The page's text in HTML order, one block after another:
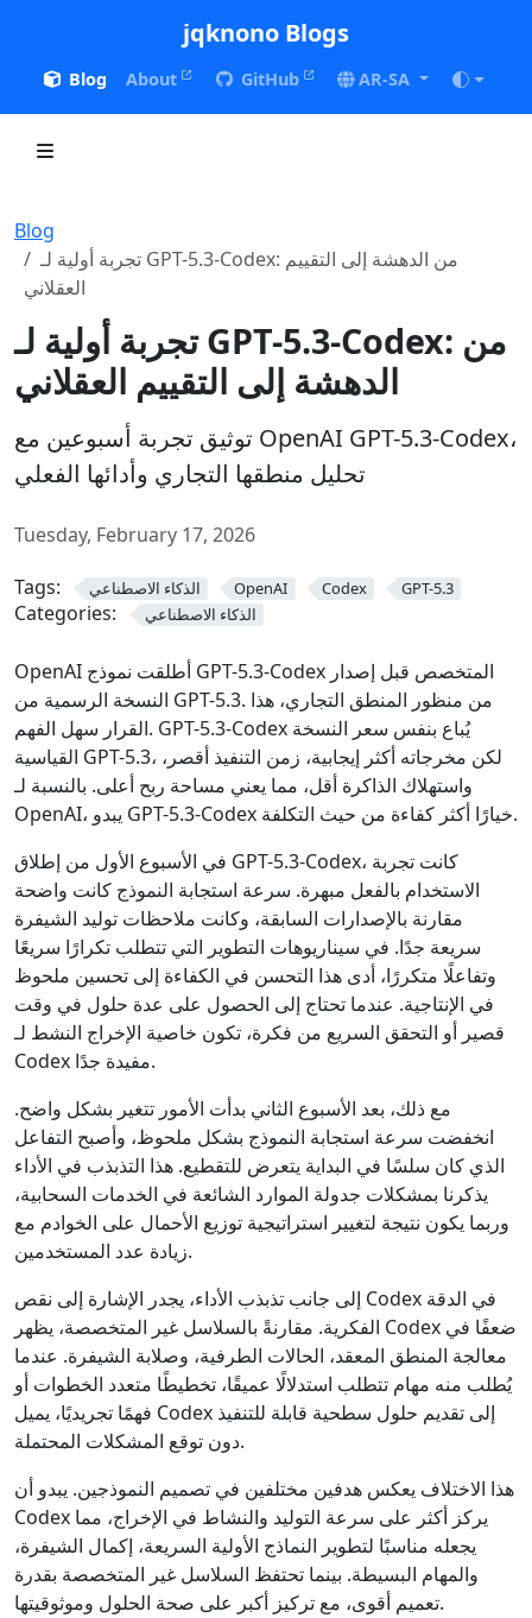
jqknono Blogs
Blog About GitHub AR-SA
Blog
تجربة أولية لـ GPT-5.3-Codex: من الدهشة إلى التقييم
العقلاني
تجربة أولية لـ GPT-5.3-Codex: من
الدهشة إلى التقييم العقلاني
توثيق تجربة أسبوعين مع OpenAI GPT-5.3-Codex،
تحليل منطقها التجاري وأدائها الفعلي
Tuesday, February 17, 2026
Tags:
الذكاء الاصطناعي OpenAI Codex GPT-5.3
Categories: الذكاء الاصطناعي
OpenAI أطلقت نموذج GPT-5.3-Codex المتخصص قبل إصدار
النسخة الرسمية من GPT-5.3. من منظور المنطق التجاري، هذا
القرار سهل الفهم. GPT-5.3-Codex يُباع بنفس سعر النسخة
القياسية GPT-5.3، لكن مخرجاته أكثر إيجابية، زمن التنفيذ أقصر،
واستهلاك الذاكرة أقل، مما يعني مساحة ربح أعلى. بالنسبة لـ
OpenAI، يبدو GPT-5.3-Codex خيارًا أكثر كفاءة من حيث التكلفة.
في الأسبوع الأول من إطلاق GPT-5.3-Codex، كانت تجربة
الاستخدام بالفعل مبهرة. سرعة استجابة النموذج كانت واضحة
مقارنة بالإصدارات السابقة، وكانت ملاحظات توليد الشيفرة
سريعة جدًا. في سيناريوهات التطوير التي تتطلب تكرارًا سريعًا
وتفاعلًا متكررًا، أدى هذا التحسن في الكفاءة إلى تحسين ملحوظ
في الإنتاجية. عندما تحتاج إلى الحصول على عدة حلول في وقت
قصير أو التحقق السريع من فكرة، تكون خاصية الإخراج النشط لـ
Codex مفيدة جدًا.
مع ذلك، بعد الأسبوع الثاني بدأت الأمور تتغير بشكل واضح.
انخفضت سرعة استجابة النموذج بشكل ملحوظ، وأصبح التفاعل
الذي كان سلسًا في البداية يتعرض للتقطيع. هذا التذبذب في الأداء
يذكرنا بمشكلات جدولة الموارد الشائعة في الخدمات السحابية،
وربما يكون نتيجة لتغيير استراتيجية توزيع الأحمال على الخوادم مع
زيادة عدد المستخدمين.
إلى جانب تذبذب الأداء، يجدر الإشارة إلى نقص Codex في الدقة
الفكرية. مقارنةً بالسلاسل غير المتخصصة، يظهر Codex ضعفًا في
معالجة المنطق المعقد، الحالات الطرفية، وصلابة الشيفرة. عندما
يُطلب منه مهام تتطلب استدلالًا عميقًا، تخطيطًا متعدد الخطوات أو
فهمًا تجريديًا، يميل Codex إلى تقديم حلول سطحية قابلة للتنفيذ
دون توقع المشكلات المحتملة.
هذا الاختلاف يعكس هدفين مختلفين في تصميم النموذجين. يبدو أن
Codex يركز أكثر على سرعة التوليد والنشاط في الإخراج، مما
يجعله مناسبًا لتطوير النماذج الأولية السريعة، إكمال الشيفرة،
والمهام البسيطة. بينما تحتفظ السلاسل غير المتخصصة بقدرة
تعميم أقوى، مع تركيز أكبر على صحة الحلول وموثوقيتها.